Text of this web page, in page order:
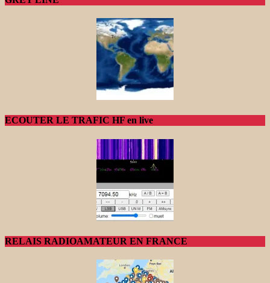
ECOUTER LE TRAFIC HF en live
RELAIS RADIOAMATEUR EN FRANCE